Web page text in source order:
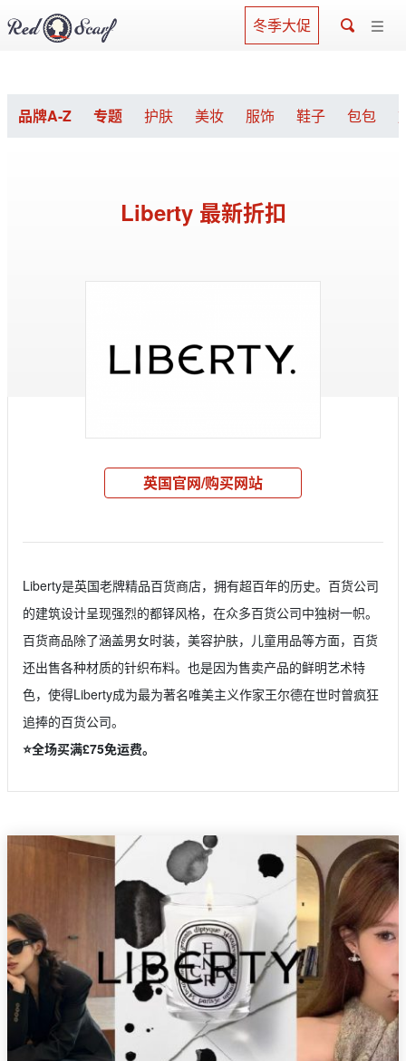
冬季大促
品牌A-Z 专题 护肤 美妆 服饰 鞋子 包包
Liberty 最新折扣
英国官网/购买网站
Liberty是英国老牌精品百货商店，拥有超百年的历史。百货公司
的建筑设计呈现强烈的都铎风格，在众多百货公司中独树一帜。
百货商品除了涵盖男女时装，美容护肤，儿童用品等方面，百货
还出售各种材质的针织布料。也是因为售卖产品的鲜明艺术特
色，使得Liberty成为最为著名唯美主义作家王尔德在世时曾疯狂
追捧的百货公司。
⭐️全场买满£75免运费。